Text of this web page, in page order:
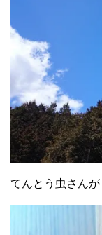
てんとう虫さん